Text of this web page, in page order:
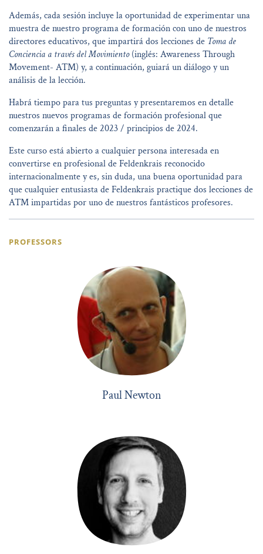
Además, cada sesión incluye la oportunidad de experimentar una
muestra de nuestro programa de formación con uno de nuestros
directores educativos, que impartirá dos lecciones de Toma de
Conciencia a través del Movimiento(inglés: Awareness Through
Movement- ATM) y, a continuación, guiará un diálogo y un
análisis de la lección.
Habrá tiempo para tus preguntas y presentaremos en detalle
nuestros nuevos programas de formación profesional que
comenzarán a finales de 2023 / principios de 2024.
Este curso está abierto a cualquier persona interesada en
convertirse en profesional de Feldenkrais reconocido
internacionalmente y es, sin duda, una buena oportunidad para
que cualquier entusiasta de Feldenkrais practique dos lecciones de
ATM impartidas por uno de nuestros fantásticos profesores.
PROFESSORS
Paul Newton